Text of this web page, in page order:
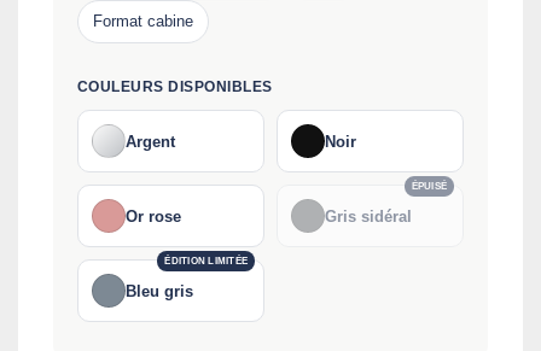
Format cabine
COULEURS DISPONIBLES
Argent Noir
Or rose
ÉPUISÉ
Gris sidéral
ÉDITION LIMITÉE
Bleu gris